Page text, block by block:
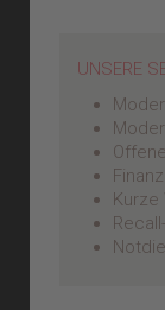
UNSERE
Kurze